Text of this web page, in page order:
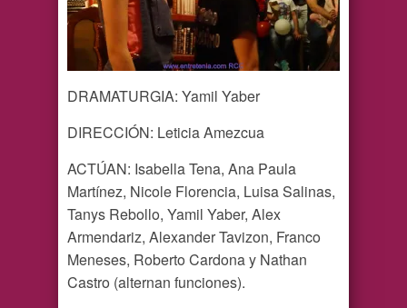
DRAMATURGIA: Yamil Yaber
DIRECCIÓN: Leticia Amezcua
ACTÚAN: Isabella Tena, Ana Paula
Martínez, Nicole Florencia, Luisa Salinas,
Tanys Rebollo, Yamil Yaber, Alex
Armendariz, Alexander Tavizon, Franco
Meneses, Roberto Cardona y Nathan
Castro (alternan funciones).